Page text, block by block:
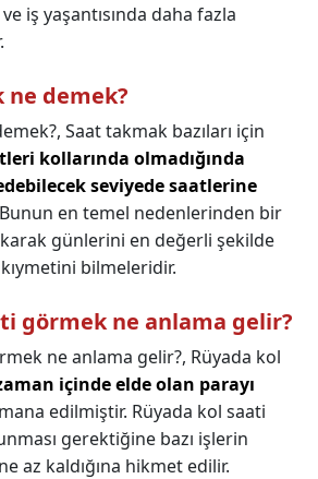
iş yaşantısında daha fazla
ne demek?
Saat takmak bazıları için
kollarında olmadığında
seviyede saatlerine
en temel nedenlerinden bir
günlerini en değerli şekilde
bilmeleridir.
görmek ne anlama gelir?
ne anlama gelir?, Rüyada kol
içinde elde olan parayı
edilmiştir. Rüyada kol saati
gerektiğine bazı işlerin
az kaldığına hikmet edilir.